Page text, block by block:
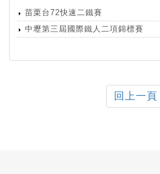
苗栗台72快速二鐵賽
中壢第三屆國際鐵人二項錦標賽
回上一頁